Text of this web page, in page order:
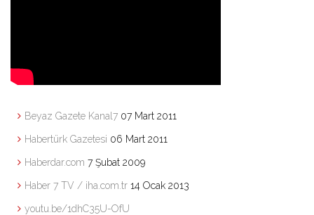
Beyaz Gazete Kanal7 07 Mart 2011
Habertürk Gazetesi 06 Mart 2011
Haberdar.com 7 Şubat 2009
Haber 7 TV / iha.com.tr 14 Ocak 2013
youtu.be/1dhC35U-OfU